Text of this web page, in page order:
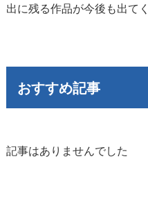
出に残る作品が今後も出て
おすすめ記事
記事はありませんでした